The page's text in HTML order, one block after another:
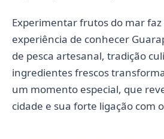
Experimentar frutos do mar
experiência de conhecer
de pesca artesanal, tradição
ingredientes frescos
um momento especial, que
cidade e sua forte ligação com